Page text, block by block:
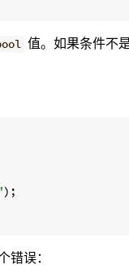
值。如果条件不
);
错误：